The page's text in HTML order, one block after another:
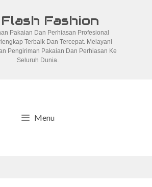
Fashion
Pakaian Dan Perhiasan Profesional
Terbaik Dan Tercepat. Melayani
Pengiriman Pakaian Dan Perhiasan Ke
Seluruh Dunia.
Menu